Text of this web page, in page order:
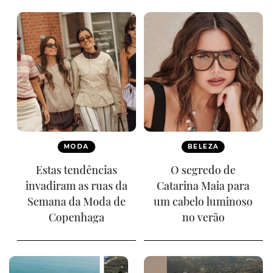
MODA
Estas tendências
invadiram as ruas da
Semana da Moda de
Copenhaga
BELEZA
O segredo de
Catarina Maia para
um cabelo luminoso
no verão